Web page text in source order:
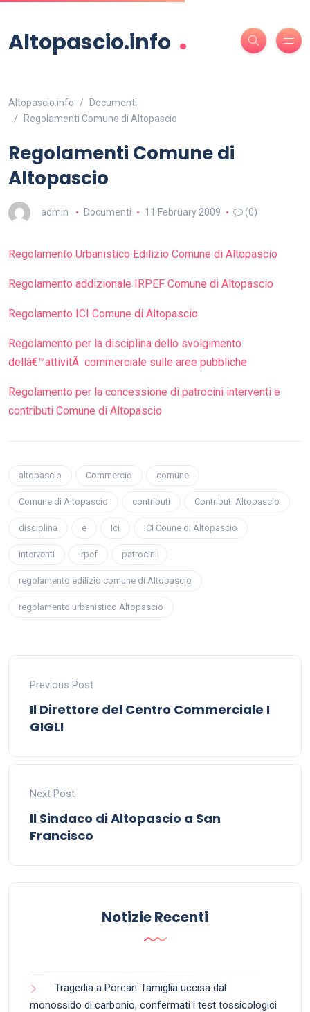
Altopascio.info .
Altopascio.info
Documenti
Regolamenti Comune di Altopascio
Regolamenti Comune di
Altopascio
admin Documenti 11 February 2009 (0)
Regolamento Urbanistico Edilizio Comune di Altopascio
Regolamento addizionale IRPEF Comune di Altopascio
Regolamento ICI Comune di Altopascio
Regolamento per la disciplina dello svolgimento
dellâ€™attivitÃ commerciale sulle aree pubbliche
Regolamento per la concessione di patrocini interventi e
contributi Comune di Altopascio
altopascio Commercio comune
Comune di Altopascio contributi Contributi Altopascio
disciplina e Ici ICI Coune di Altopascio
interventi irpef patrocini
regolamento edilizio comune di Altopascio
regolamento urbanistico Altopascio
Previous Post
Il Direttore del Centro Commerciale I
GIGLI
Next Post
Il Sindaco di Altopascio a San
Francisco
Notizie Recenti
Tragedia a Porcari: famiglia uccisa dal
monossido di carbonio, confermati i test tossicologici